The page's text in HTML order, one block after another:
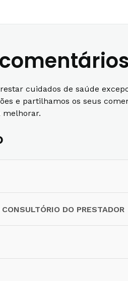
cuidados de saúde
e partilhamos os seus
melhorar.
DO PRESTADOR